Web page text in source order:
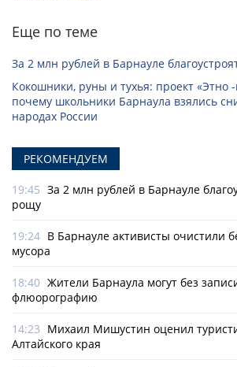
Еще по теме
За 2 млн рублей в Барнауле
Кокошники, руны и тухья: проект «Этно
почему школьники Барнаула взялись
народах России
РЕКОМЕНДУЕМ
19:45 За 2 млн рублей в Барнауле
рощу
19:24 В Барнауле активисты очистили
мусора
18:40 Жители Барнаула могут без
флюорографию
14:23 Михаил Мишустин оценил
Алтайского края